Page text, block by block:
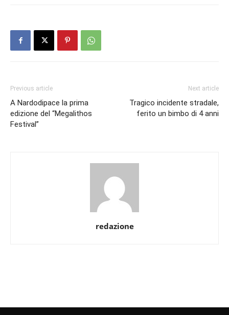
Previous article
A Nardodipace la prima
edizione del “Megalithos
Festival”
Next article
Tragico incidente stradale,
ferito un bimbo di 4 anni
redazione